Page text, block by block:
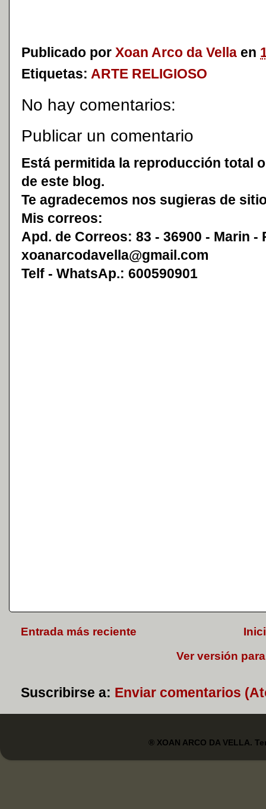
Publicado por Xoan Arco da Vella en
Etiquetas: ARTE RELIGIOSO
No hay comentarios:
Publicar un comentario
Está permitida la reproducción total
de este blog.
Te agradecemos nos sugieras de
Mis correos:
Apd. de Correos: 83 - 36900 - Marin -
xoanarcodavella@gmail.com
Telf - WhatsAp.: 600590901
Entrada más reciente
Ver versión
Suscribirse a: Enviar comentarios
® XOAN ARCO DA VELLA.